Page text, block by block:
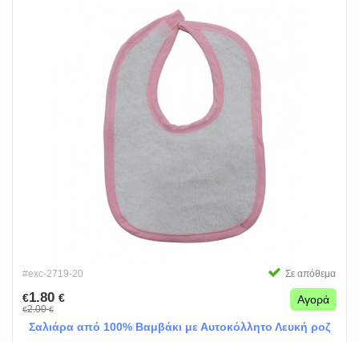
#exc-2719-20 Σε απόθεμα
€1.80 €
€2.00€
Αγορά
Σαλιάρα από 100% Βαμβάκι με Αυτοκόλλητο Λευκή ροζ